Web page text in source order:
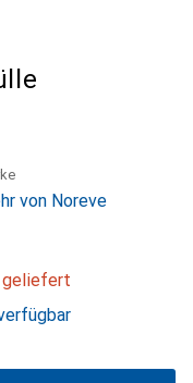
von Noreve
geliefert